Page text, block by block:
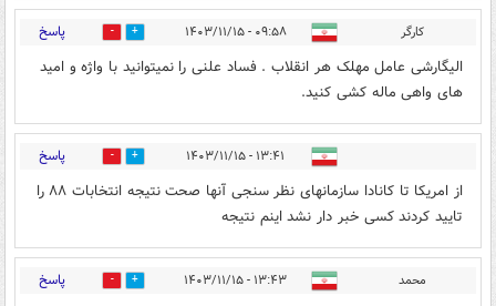
کارگر ۰۹:۵۸ - ۱۴۰۳/۱۱/۱۵ 1 پاسخ
الیگارشی عامل مهلک هر انقلاب . فساد علنی را نمیتوانید با واژه و امید
های واهی ماله کشی کنید.
۱۳:۴۱ - ۱۴۰۳/۱۱/۱۵ 0 پاسخ
از امریکا تا کانادا سازمانهای نظر سنجی آنها صحت نتیجه انتخابات ۸۸ را
تایید کردند کسی خبر دار نشد اینم نتیجه
محمد ۱۳:۴۳ - ۱۴۰۳/۱۱/۱۵ 0 پاسخ